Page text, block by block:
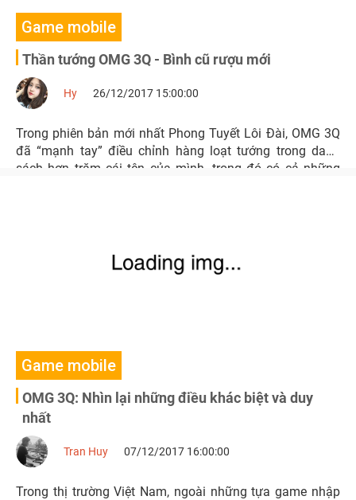
Game mobile
Thần tướng OMG 3Q - Bình cũ rượu mới
Hy 26/12/2017 15:00:00
Trong phiên bản mới nhất Phong Tuyết Lôi Đài, OMG 3Q
đã “mạnh tay” điều chỉnh hàng loạt tướng trong danh
sách hơn trăm cái tên của mình, trong đó có cả những
Game mobile
OMG 3Q: Nhìn lại những điều khác biệt và duy
nhất
Tran Huy 07/12/2017 16:00:00
Trong thị trường Việt Nam, ngoài những tựa game nhập